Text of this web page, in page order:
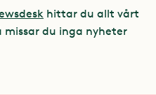
hittar du allt vårt
missar du inga nyheter